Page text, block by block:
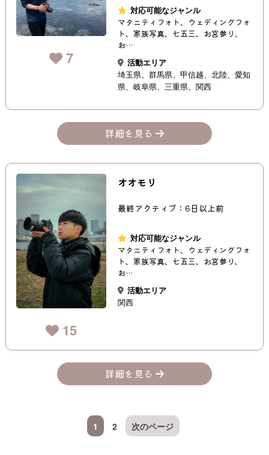
7
対応可能なジャンル
マタニティフォト、ウェディングフォ
ト、家族写真、七五三、お宮参り、
お…
活動エリア
埼玉県
群馬県 甲信越 北陸
愛知
県
岐阜県 三重県 関西
詳細を見る
15
オオモリ
最終アクティブ：6日以上前
対応可能なジャンル
マタニティフォト、ウェディングフォ
ト、家族写真、七五三、お宮参り、
お…
活動エリア
関西
詳細を見る
1 2 次のページ